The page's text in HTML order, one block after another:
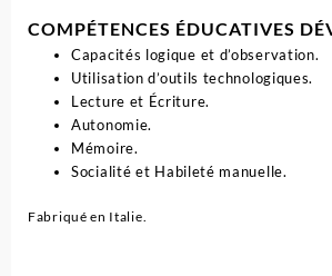
COMPÉTENCES ÉDUCATIVES
Capacités logique et d’observation.
Utilisation d’outils technologiques.
Lecture et Écriture.
Autonomie.
Mémoire.
Socialité et Habileté manuelle.
Fabriqué en Italie.